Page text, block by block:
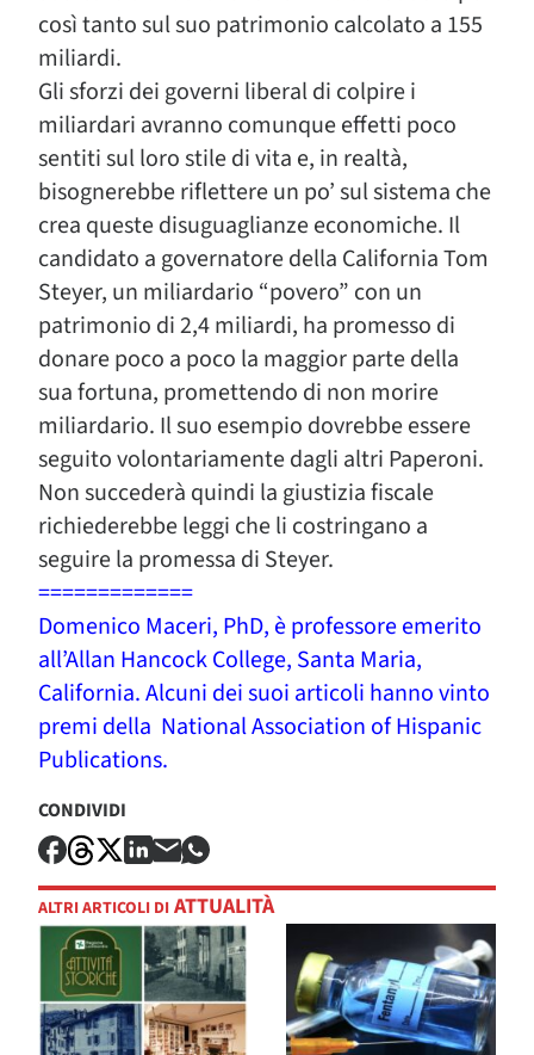
così tanto sul suo patrimonio calcolato a 155
miliardi.
Gli sforzi dei governi liberal di colpire i
miliardari avranno comunqueeffetti poco
sentitisulloro stile di vita e, in realtà,
bisognerebbe riflettere un po’ sul sistema che
crea queste disuguaglianze economiche. Il
candidato a governatore della California Tom
Steyer, un miliardario “povero” con un
patrimonio di 2,4 miliardi, ha promesso di
donare poco a poco la maggior parte della
sua fortuna, promettendo di non morire
miliardario. Il suo esempio dovrebbe essere
seguito volontariamente dagli altri Paperoni.
Non succederà quindi la giustizia fiscale
richiederebbe leggi che li costringano a
seguire la promessa di Steyer.
=============
Domenico Maceri, PhD, è professore emerito
all’Allan Hancock College, Santa Maria,
California. Alcuni dei suoi articoli hanno vinto
premi della National Association of Hispanic
Publications.
CONDIVIDI
ALTRI ARTICOLI DI ATTUALITÀ